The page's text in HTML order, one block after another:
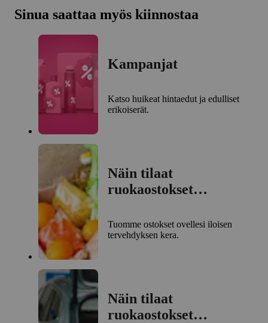
Sinua saattaa myös kiinnostaa
Kampanjat
Katso huikeat hintaedut ja edulliset
erikoiserät.
Näin tilaat
ruokaostokset
Tuomme ostokset ovellesi iloisen
tervehdyksen kera.
Näin tilaat
ruokaostokset